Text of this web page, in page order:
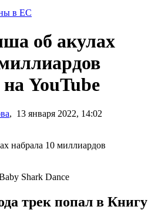
в ЕС
об акулах
YouTube
, 13 января 2022, 14:02
Shark Dance
трек попал в Книгу